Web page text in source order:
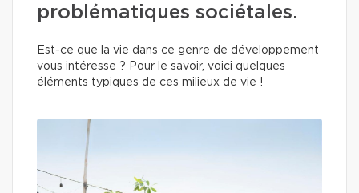
problématiques sociétales.
Est-ce que la vie dans ce genre de développement
vous intéresse ? Pour le savoir, voici quelques
éléments typiques de ces milieux de vie !